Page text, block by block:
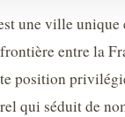
une ville unique
entre la
position
qui séduit de